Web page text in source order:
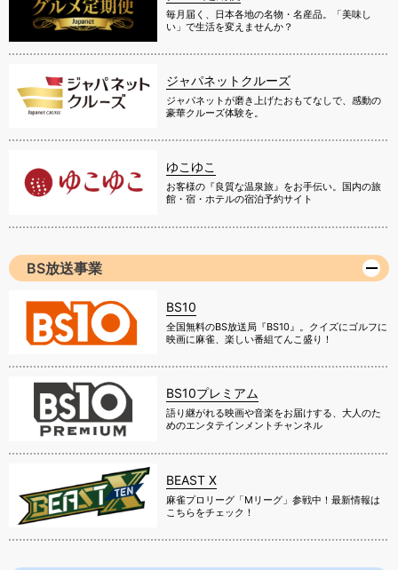
毎月届く、日本各地の名物・名産品。「美味し
い」で生活を変えませんか？
ジャパネットクルーズ
ジャパネットが磨き上げたおもてなしで、感動の
豪華クルーズ体験を。
ゆこゆこ
お客様の『良質な温泉旅』をお手伝い。国内の旅
館・宿・ホテルの宿泊予約サイト
BS放送事業
BS10
全国無料のBS放送局『BS10』。クイズにゴルフに
映画に麻雀、楽しい番組てんこ盛り！
BS10プレミアム
語り継がれる映画や音楽をお届けする、大人のた
めのエンタテインメントチャンネル
BEAST X
麻雀プロリーグ「Mリーグ」参戦中！最新情報は
こちらをチェック！